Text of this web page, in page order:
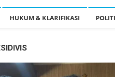
HUKUM & KLARIFIKASI